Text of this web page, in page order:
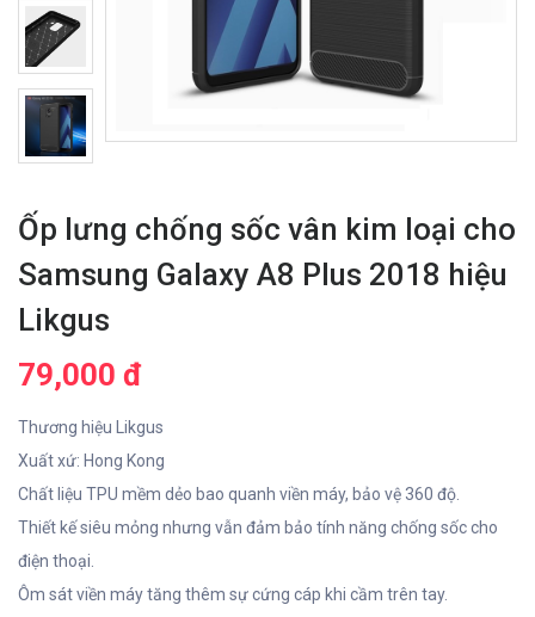
Ốp lưng chống sốc vân kim loại cho
Samsung Galaxy A8 Plus 2018 hiệu
Likgus
79,000 đ
Thương hiệu Likgus
Xuất xứ: Hong Kong
Chất liệu TPU mềm dẻo bao quanh viền máy, bảo vệ 360 độ.
Thiết kế siêu mỏng nhưng vẫn đảm bảo tính năng chống sốc cho
điện thoại.
Ôm sát viền máy tăng thêm sự cứng cáp khi cầm trên tay.